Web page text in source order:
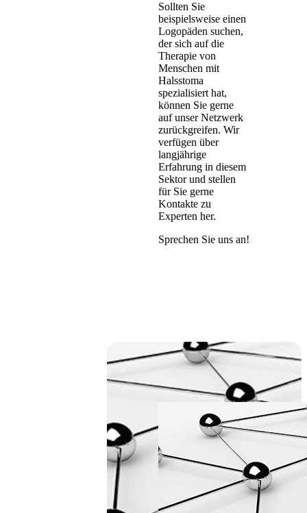
Sollten Sie
beispielsweise einen
Logopäden suchen,
der sich auf die
Therapie von
Menschen mit
Halsstoma
spezialisiert hat,
können Sie gerne
auf unser Netzwerk
zurückgreifen. Wir
verfügen über
langjährige
Erfahrung in diesem
Sektor und stellen
für Sie gerne
Kontakte zu
Experten her.
Sprechen Sie uns an!